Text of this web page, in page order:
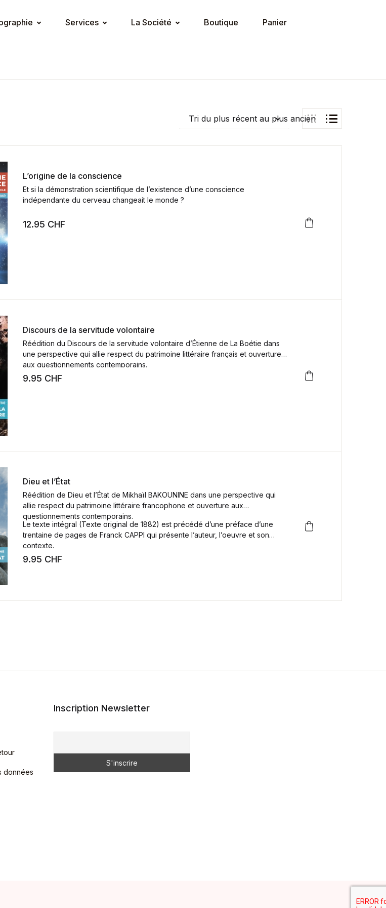
Services La Société Boutique Panier
Tri du plus récent au plus ancien
L’origine de la conscience
Et si la démonstration scientifique de l’existence d’une conscience
indépendante du cerveau changeait le monde ?
12.95 CHF
Discours de la servitude volontaire
Réédition du Discours de la servitude volontaire d’Étienne de La Boétie dans
une perspective qui allie respect du patrimoine littéraire français et ouverture
aux questionnements contemporains.
9.95 CHF
Dieu et l’État
Réédition de Dieu et l’Étatde Mikhaïl BAKOUNINE dans une perspective qui
allie respect du patrimoine littéraire francophone et ouverture aux
questionnements contemporains.
Le texte intégral (Texte original de 1882) est précédé d’une préface d’une
trentaine de pages de Franck CAPPI qui présente l’auteur, l’oeuvre et son
contexte.
9.95 CHF
données
Inscription Newsletter